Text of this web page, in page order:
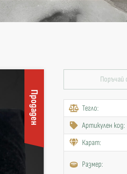
Продаден
Поръчай
Тегло:
Артикулен код:
Карат:
Размер: